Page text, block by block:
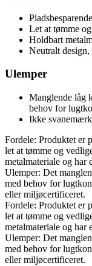
Let at tømme
Holdbart
Neutralt
Ulemper
Manglende låg
behov for
Ikke
Fordele: Produktet er
let at tømme og
metalmateriale og har
Ulemper: Det
med behov for
eller miljøcertificeret.
Fordele: Produktet er
let at tømme og
metalmateriale og har
Ulemper: Det
med behov for
eller miljøcertificeret.